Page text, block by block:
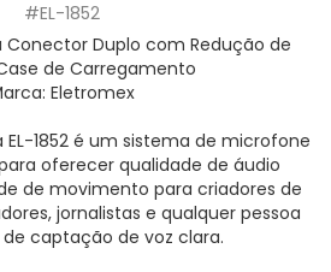
#EL-1852
Conector Duplo com Redução de
de Carregamento
Eletromex
1852 é um sistema de microfone
oferecer qualidade de áudio
de movimento para criadores de
jornalistas e qualquer pessoa
captação de voz clara.